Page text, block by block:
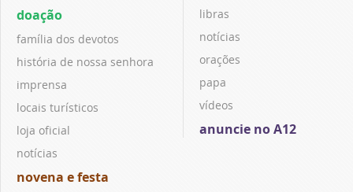
doação
família dos devotos
história de nossa senhora
imprensa
locais turísticos
loja oficial
notícias
novena e festa
libras
notícias
orações
papa
vídeos
anuncie no A12